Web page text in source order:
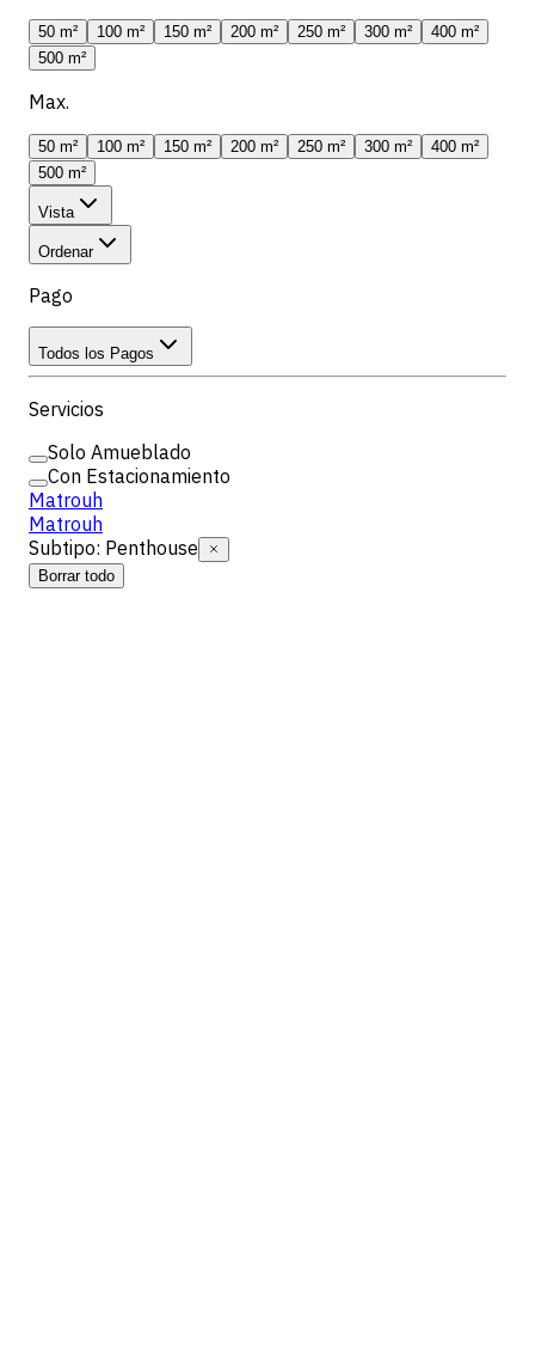
50 m² 100 m² 150 m² 200 m² 250 m² 300 m²
400 m²
500 m²
Max.
50 m² 100 m² 150 m² 200 m² 250 m² 300 m²
400 m²
500 m²
Vista
Ordenar
Pago
Todos los Pagos
Servicios
Solo Amueblado
Con Estacionamiento
Matrouh
Matrouh
Subtipo: Penthouse
Borrar todo